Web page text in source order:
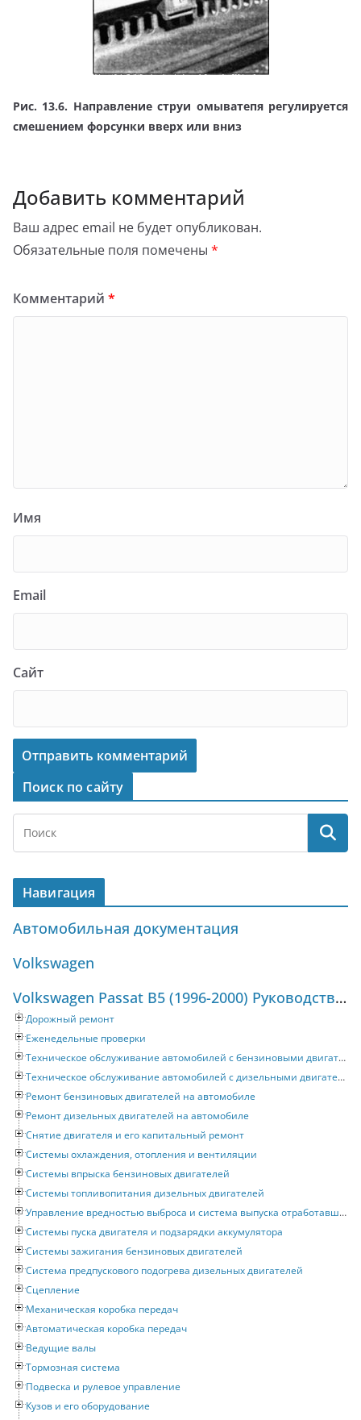
Рис. 13.6. Направление струи омыватепя регулируется
смешением форсунки вверх или вниз
Добавить комментарий
Ваш адрес email не будет опубликован.
Обязательные поля помечены *
Комментарий *
Имя
Email
Сайт
Поиск по сайту
Навигация
Автомобильная документация
Volkswagen
Volkswagen Passat B5 (1996-2000) Руководство по ремонту и техническому обслуживанию
Дорожный ремонт
Еженедельные проверки
Техническое обслуживание автомобилей с бензиновыми двигателями
Техническое обслуживание автомобилей с дизельными двигателями
Ремонт бензиновых двигателей на автомобиле
Ремонт дизельных двигателей на автомобиле
Снятие двигателя и его капитальный ремонт
Системы охлаждения, отопления и вентиляции
Системы впрыска бензиновых двигателей
Системы топливопитания дизельных двигателей
Управление вредностью выброса и система выпуска отработавших газов
Системы пуска двигателя и подзарядки аккумулятора
Системы зажигания бензиновых двигателей
Система предпускового подогрева дизельных двигателей
Сцепление
Механическая коробка передач
Автоматическая коробка передач
Ведущие валы
Тормозная система
Подвеска и рулевое управление
Кузов и его оборудование